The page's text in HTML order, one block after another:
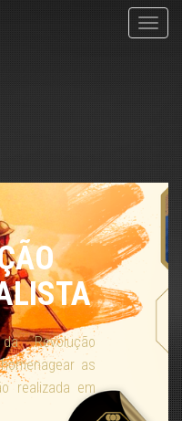
menu
Revolução
as
realizada em